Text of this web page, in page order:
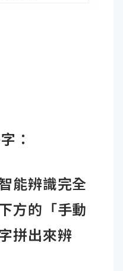
：
能辨識完全
方的「手動
拼出來辨